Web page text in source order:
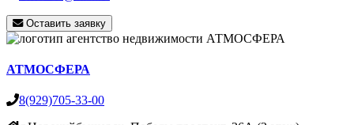
Оставить заявку
АТМОСФЕРА
8(929)705-33-00